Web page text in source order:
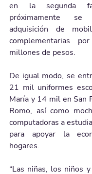
en la segunda
próximamente
adquisición de
complementarias
millones de pesos.
De igual modo, se
21 mil uniformes
María y 14 mil en San
Romo, así como
computadoras a
para apoyar la
hogares.
“Las niñas, los niños